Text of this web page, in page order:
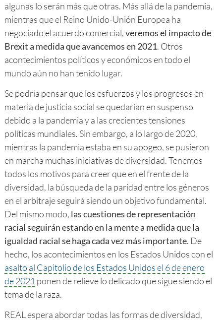
algunas lo serán más que otras. Más allá de la pandemia,
mientras que el Reino Unido-Unión Europea ha
negociado el acuerdo comercial,veremos el impacto de
Brexit a medida que avancemos en 2021. Otros
acontecimientos políticos y económicos en todo el
mundo aún no han tenido lugar.
Se podría pensar que los esfuerzos y los progresos en
materia de justicia social se quedarían en suspenso
debido a la pandemia y a las crecientes tensiones
políticas mundiales. Sin embargo, a lo largo de 2020,
mientras la pandemia estaba en su apogeo, se pusieron
en marcha muchas iniciativas de diversidad. Tenemos
todos los motivos para creer que en el frente de la
diversidad, la búsqueda de la paridad entre los géneros
en el arbitraje seguirá siendo un objetivo fundamental.
Del mismo modo, las cuestiones de representación
racial seguirán estando en la mente a medida que la
igualdad racial se haga cada vez más importante. De
hecho, los acontecimientos en los Estados Unidos con el
asalto al Capitolio de los Estados Unidos el 6 de enero
de 2021 ponen de relieve lo delicado que sigue siendo el
tema de la raza.
REAL espera abordar todas las formas de diversidad,